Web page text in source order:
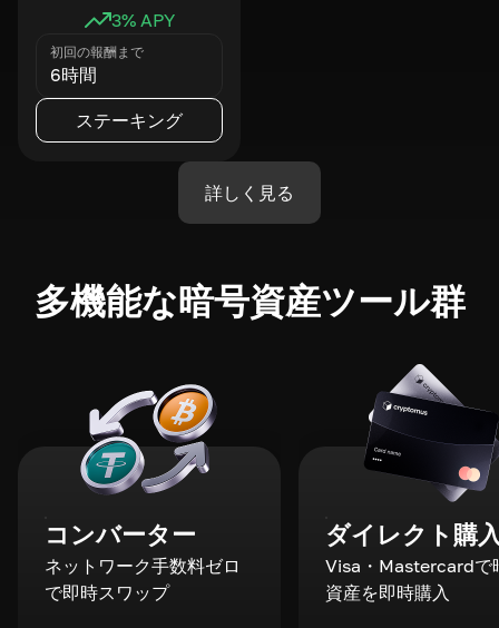
3% APY
初回の報酬まで
6時間
ステーキング
詳しく見る
多機能な暗号資産ツール群
コンバーター
ネットワーク手数料ゼロ
で即時スワップ
ダイレクト購
Visa・Mastercardで
資産を即時購入